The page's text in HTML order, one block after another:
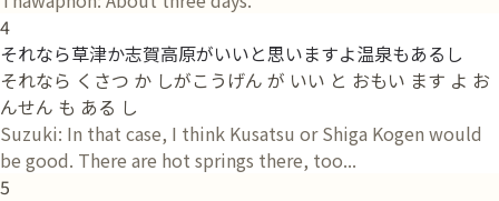
4
それなら草津か志賀高原がいいと思いますよ温泉もあるし
それなら くさつ か しがこうげん が いい と おもい ます よ お
んせん も ある し
Suzuki: In that case, I think Kusatsu or Shiga Kogen would
be good. There are hot springs there, too...
5